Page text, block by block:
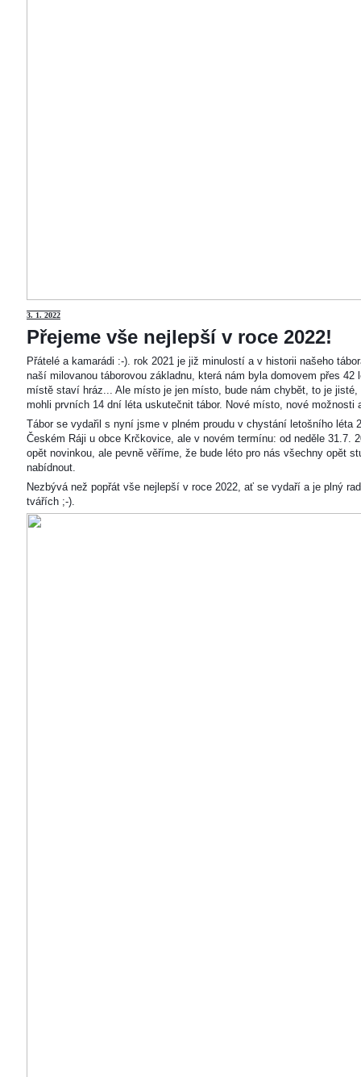
3. 1. 2022
Přejeme vše nejlepší v roce 2022!
Přátelé a kamarádi :-). rok 2021 je již minulostí a v historii našeho
naší milovanou táborovou základnu, která nám byla domovem přes
místě staví hráz... Ale místo je jen místo, bude nám chybět, to je
mohli prvních 14 dní léta uskutečnit tábor. Nové místo, nové
Tábor se vydařil s nyní jsme v plném proudu v chystání letošního léta
Českém Ráji u obce Krčkovice, ale v novém termínu: od neděle 31.7.
opět novinkou, ale pevně věříme, že bude léto pro nás všechny opět
nabídnout.
Nezbývá než popřát vše nejlepší v roce 2022, ať se vydaří a je plný
tvářích ;-).